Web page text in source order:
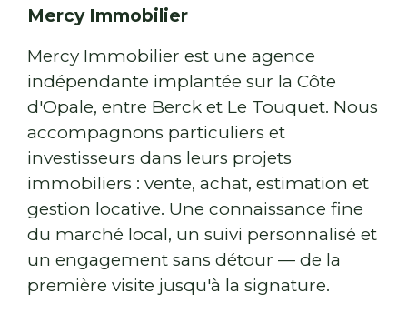
Mercy Immobilier
Mercy Immobilier est une agence
indépendante implantée sur la Côte
d'Opale, entre Berck et Le Touquet. Nous
accompagnons particuliers et
investisseurs dans leurs projets
immobiliers : vente, achat, estimation et
gestion locative. Une connaissance fine
du marché local, un suivi personnalisé et
un engagement sans détour — de la
première visite jusqu'à la signature.